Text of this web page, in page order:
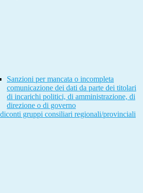
Sanzioni per mancata o incompleta
comunicazione dei dati da parte dei titolari
di incarichi politici, di amministrazione, di
direzione o di governo
gruppi consiliari regionali/provinciali